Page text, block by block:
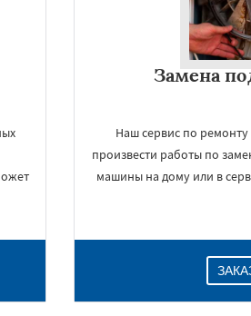
Замена
Наш сервис по
произвести работы по
машины на дому или в